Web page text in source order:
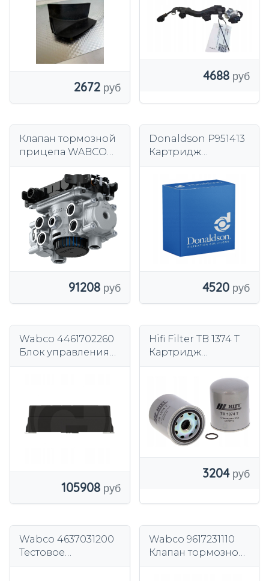
2672
4688
Клапан тормозной
прицепа WABCO
91208
Donaldson P951413
Картридж
пневматическая
установка
4520
Wabco 4461702260
Блок управления
105908
Hifi Filter TB 1374 T
Картридж
пневматическая
установка
3204
Wabco 4637031200
Тестовое
Wabco 9617231110
Клапан тормозной,